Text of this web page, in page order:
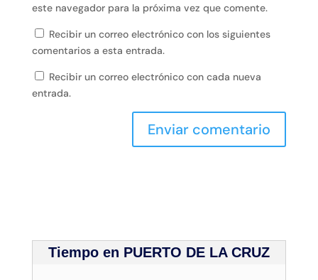
este navegador para la próxima vez que comente.
Recibir un correo electrónico con los siguientes
comentarios a esta entrada.
Recibir un correo electrónico con cada nueva
entrada.
Tiempo en PUERTO DE LA CRUZ